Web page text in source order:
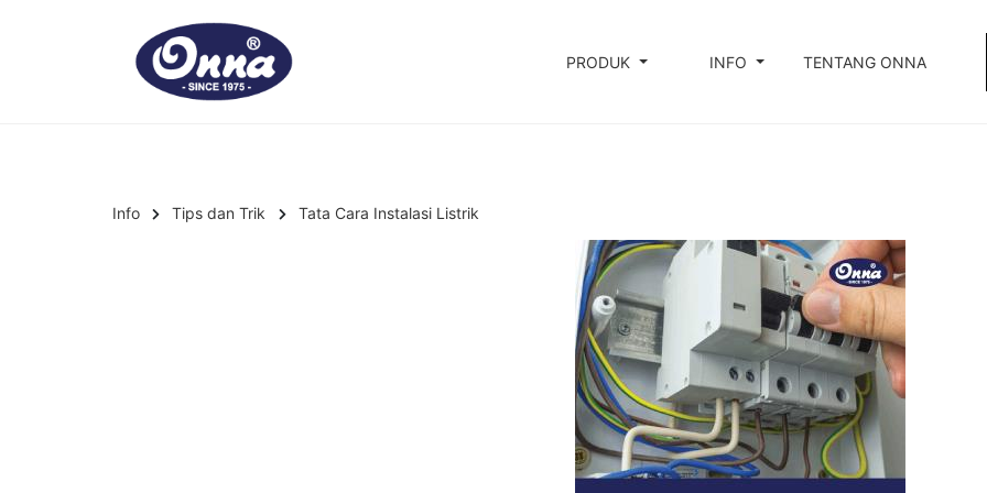
PRODUK INFO TENTANG ONNA
Info Tips dan Trik Tata Cara Instalasi Listrik